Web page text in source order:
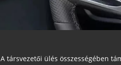
A társvezetői ülés összességében